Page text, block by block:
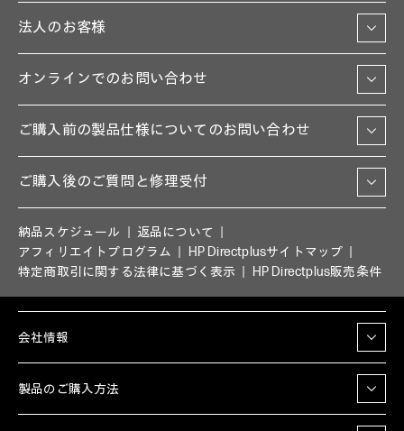
法人のお客様
オンラインでのお問い合わせ
ご購入前の製品仕様についてのお問い合わせ
ご購入後のご質問と修理受付
納品スケジュール
返品について
アフィリエイトプログラム
HP Directplusサイトマップ
特定商取引に関する法律に基づく表示
HP Directplus販売条件
会社情報
製品のご購入方法